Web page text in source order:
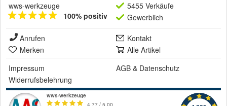
wws-werkzeuge
100% positiv
5455 Verkäufe
Gewerblich
Anrufen
Kontakt
Merken
Alle Artikel
Impressum
AGB & Datenschutz
Widerrufsbelehrung